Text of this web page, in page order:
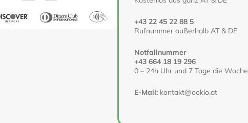
+43 22 45 22 88 5
Rufnummer außerhalb AT & DE
Notfallnummer
+43 664 18 19 296
0 – 24h Uhr und 7 Tage die Woche
E-Mail: kontakt@oeklo.at